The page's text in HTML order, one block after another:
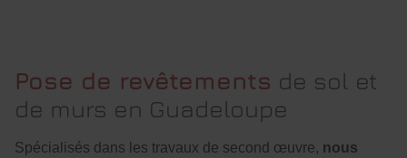
Pose de revêtements de sol et
de murs en Guadeloupe
Spécialisés dans les travaux de second œuvre, nous